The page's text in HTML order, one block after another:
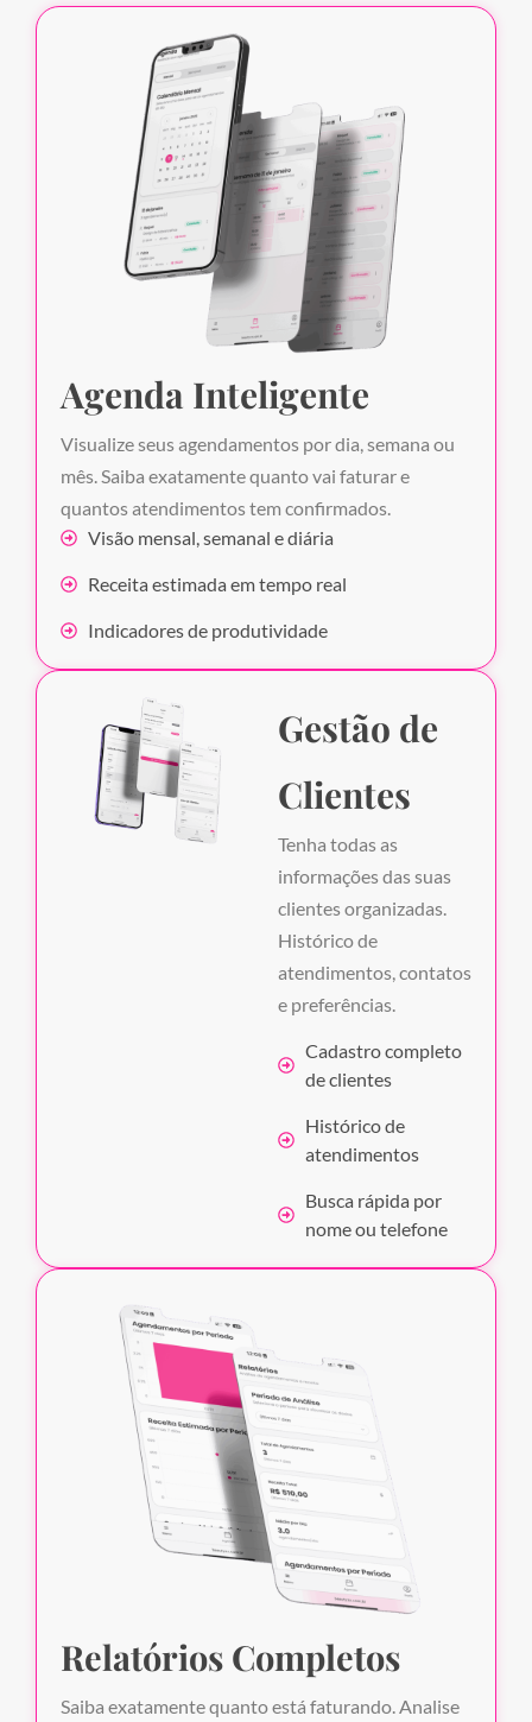
Agenda Inteligente
Visualize seus agendamentos por dia, semana ou
mês. Saiba exatamente quanto vai faturar e
quantos atendimentos tem confirmados.
Visão mensal, semanal e diária
Receita estimada em tempo real
Indicadores de produtividade
Gestão de
Clientes
Tenha todas as
informações das suas
clientes organizadas.
Histórico de
atendimentos, contatos
e preferências.
Cadastro completo
de clientes
Histórico de
atendimentos
Busca rápida por
nome ou telefone
Relatórios Completos
Saiba exatamente quanto está faturando. Analise